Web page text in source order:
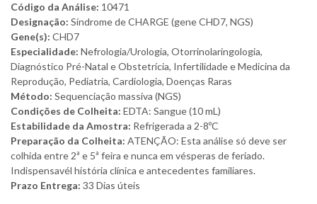
Código da Análise: 10471
Designação: Síndrome de CHARGE (gene CHD7, NGS)
Gene(s): CHD7
Especialidade: Nefrologia/Urologia, Otorrinolaringologia,
Diagnóstico Pré-Natal e Obstetrícia, Infertilidade e Medicina da
Reprodução, Pediatria, Cardiologia, Doenças Raras
Método: Sequenciação massiva (NGS)
Condições de Colheita: EDTA: Sangue (10 mL)
Estabilidade da Amostra: Refrigerada a 2-8ºC
Preparação da Colheita: ATENÇÃO: Esta análise só deve ser
colhida entre 2ª e 5ª feira e nunca em vésperas de feriado.
Indispensavél história clínica e antecedentes familiares.
Prazo Entrega: 33 Dias úteis